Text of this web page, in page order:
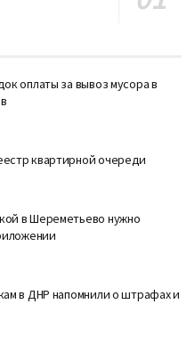
оплаты за вывоз мусора в
квартирной очереди
в Шереметьево нужно
в ДНР напомнили о штрафах и